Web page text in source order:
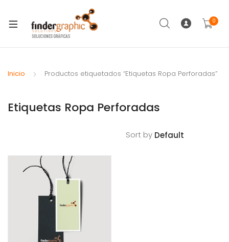
0
Inicio Productos etiquetados “Etiquetas Ropa Perforadas”
Etiquetas Ropa Perforadas
Ers
Sort by